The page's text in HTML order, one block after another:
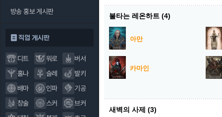
방송 홍보 게시판
직업 게시판
디트 워로
버서
홀나
슬레
발키
배마
인파
기공
창술
스커
브커
불타는 레온하트 (4)
아만
카마인
새벽의 사제 (3)